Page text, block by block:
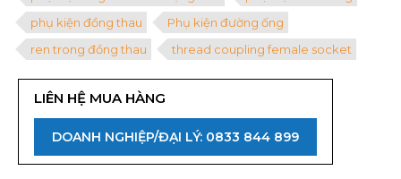
phụ kiện đồng thau
Phụ kiện đường ống
ren trong đồng thau
thread coupling female socket
LIÊN HỆ MUA HÀNG
DOANH NGHIỆP/ĐẠI LÝ: 0833 844 899